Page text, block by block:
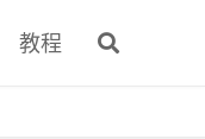
教程